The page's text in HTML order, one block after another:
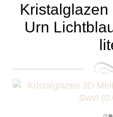
Kristalglazen
Urn